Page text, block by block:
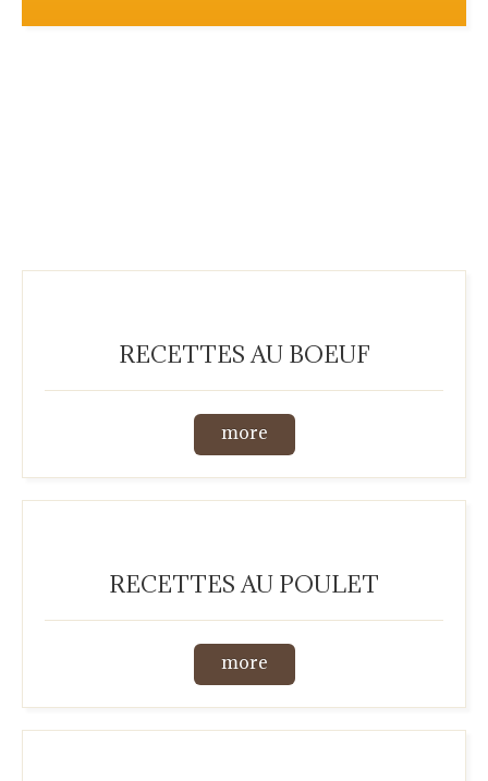
RECETTES AU BOEUF
more
RECETTES AU POULET
more